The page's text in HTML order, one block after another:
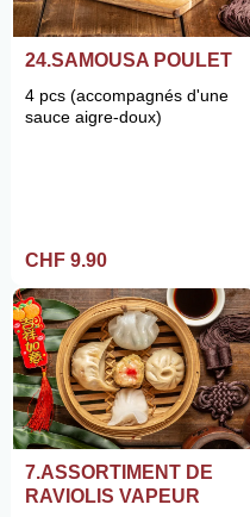
24.SAMOUSA POULET
4 pcs (accompagnés d'une
sauce aigre-doux)
CHF 9.90
7.ASSORTIMENT DE
RAVIOLIS VAPEUR